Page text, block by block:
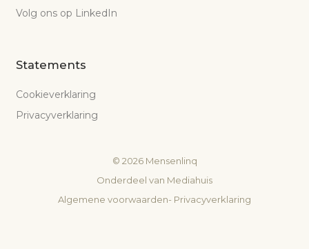
Volg ons op LinkedIn
Statements
Cookieverklaring
Privacyverklaring
© 2026Mensenlinq
Onderdeel van Mediahuis
Algemene voorwaarden- Privacyverklaring